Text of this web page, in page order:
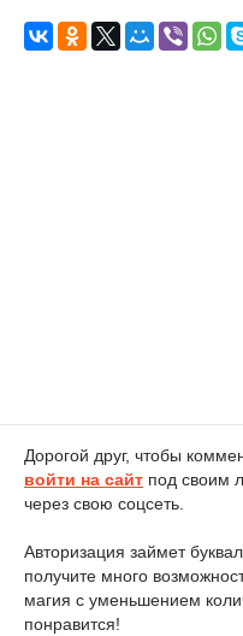
Дорогой друг, чтобы
войти на сайт под своим
через свою соцсеть.
Авторизация займет
получите много
магия с уменьшением
понравится!